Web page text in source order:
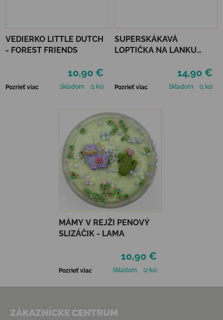
VEDIERKO LITTLE DUTCH
- FOREST FRIENDS
10,90 €
Pozrieť viac Skladom (1 ks)
SUPERSKÁKAVÁ
LOPTIČKA NA LANKU
MOONSHINE - BLUE
14,90 €
Pozrieť viac Skladom (1 ks)
MÁMY V REJŽI PENOVÝ
SLIZÁČIK - LAMA
10,90 €
Pozrieť viac Skladom (2 ks)
ZÁKAZNÍCKE CENTRUM